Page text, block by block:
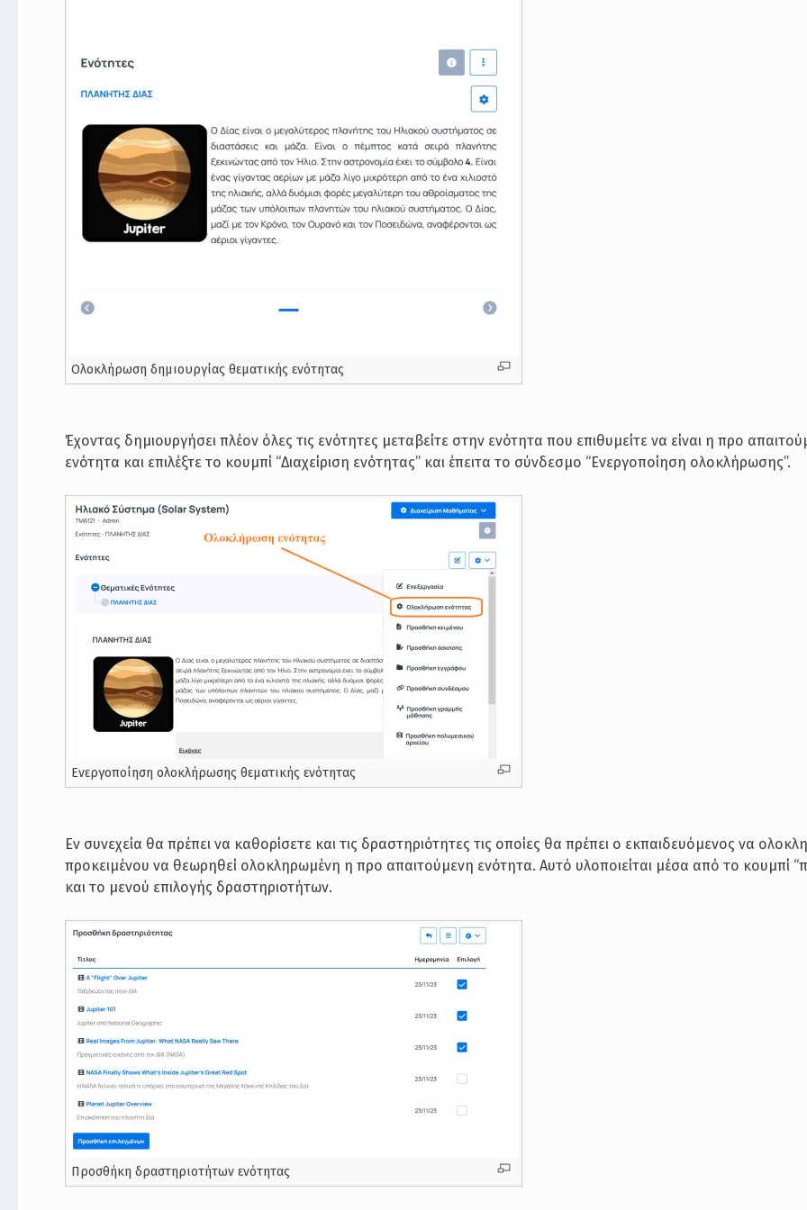
Ολοκλήρωση δημιουργίας θεματικής ενότητας
Έχοντας δημιουργήσει πλέον όλες τις ενότητες μεταβείτε στην ενότητα που επιθυμείτε να είναι η προ
ενότητα και επιλέξτε το κουμπί “Διαχείριση ενότητας” και έπειτα το σύνδεσμο “Ενεργοποίηση ολοκλήρωσης”.
Ενεργοποίηση ολοκλήρωσης θεματικής ενότητας
Εν συνεχεία θα πρέπει να καθορίσετε και τις δραστηριότητες τις οποίες θα πρέπει ο εκπαιδευόμενος να
προκειμένου να θεωρηθεί ολοκληρωμένη η προ απαιτούμενη ενότητα. Αυτό υλοποιείται μέσα από το κουμπί
και το μενού επιλογής δραστηριοτήτων.
Προσθήκη δραστηριοτήτων ενότητας